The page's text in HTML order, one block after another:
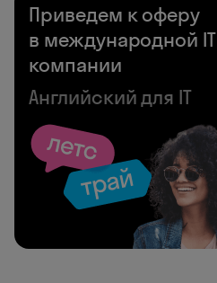
Приведем к оферу
в международной IT
компании
Английский для IT